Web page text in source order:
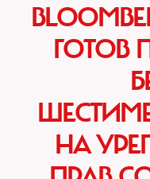
ГОТОВ
НА